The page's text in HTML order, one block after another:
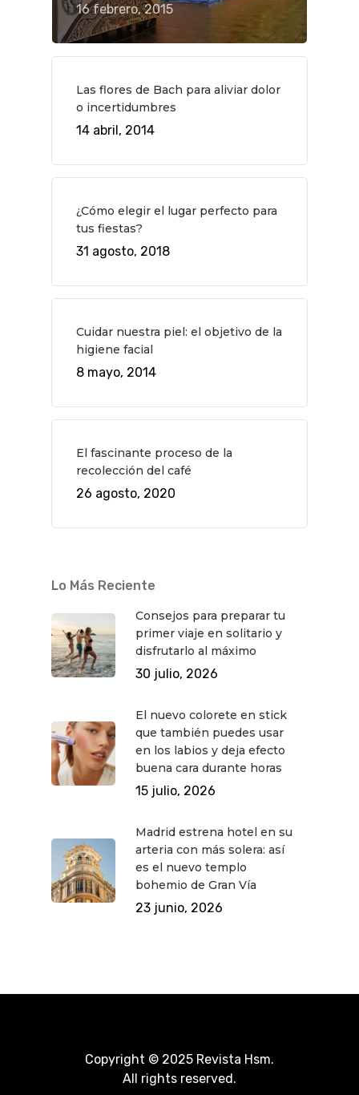
16 febrero, 2015
Las flores de Bach para aliviar dolor
o incertidumbres
14 abril, 2014
¿Cómo elegir el lugar perfecto para
tus fiestas?
31 agosto, 2018
Cuidar nuestra piel: el objetivo de la
higiene facial
8 mayo, 2014
El fascinante proceso de la
recolección del café
26 agosto, 2020
Lo Más Reciente
Consejos para preparar tu
primer viaje en solitario y
disfrutarlo al máximo
30 julio, 2026
El nuevo colorete en stick
que también puedes usar
en los labios y deja efecto
buena cara durante horas
15 julio, 2026
Madrid estrena hotel en su
arteria con más solera: así
es el nuevo templo
bohemio de Gran Vía
23 junio, 2026
Copyright © 2025 Revista Hsm.
All rights reserved.
QUÉ HACER
Cine
GASTRO
Gourmet
VIAJES